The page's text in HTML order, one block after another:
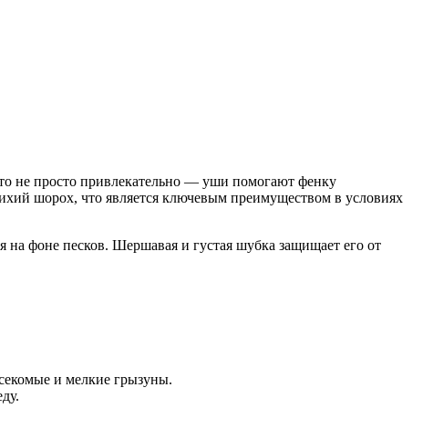
не просто привлекательно — уши помогают фенку
шорох, что является ключевым преимуществом в условиях
фоне песков. Шершавая и густая шубка защищает его от
и мелкие грызуны.